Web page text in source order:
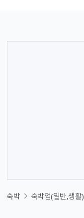
숙박 숙박업(일반,생활)